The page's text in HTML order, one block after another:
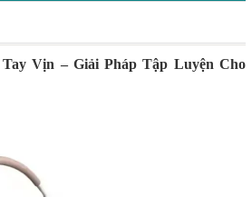
Vịn – Giải Pháp Tập Luyện Cho